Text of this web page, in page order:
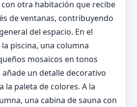
otra habitación que recibe
de ventanas, contribuyendo
del espacio. En el
piscina, una columna
mosaicos en tonos
un detalle decorativo
la paleta de colores. A la
una cabina de sauna con